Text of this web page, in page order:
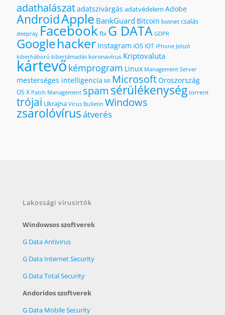
adathalászatadatszivárgás adatvédelem Adobe
AndroidApple BankGuard Bitcoin botnetcsalás
deepray Facebookfbi G DATA GDPR
Googlehacker Instagram iOS IOT iPhone Jelszó
kiberháború kibertámadás koronavírus Kriptovaluta
kártevőkémprogram Linux Management Server
mesterséges intelligencia MI MicrosoftOroszország
OS X Patch Management spam sérülékenységtorrent
trójai Ukrajna Virus Bulletin Windows
zsarolóvírusátverés
Lakossági vírusirtók
Windowsos szoftverek
G Data Antivirus
G Data Internet Security
G Data Total Security
Andoridos szoftverek
G Data Mobile Security